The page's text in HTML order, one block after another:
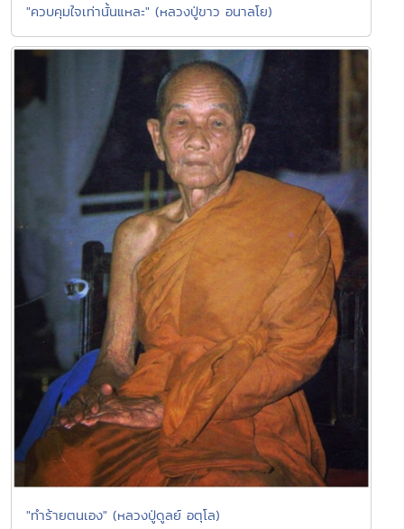
"ควบคุมใจเท่านั้นแหละ" (หลวงปู่ขาว อนาลโย)
"ทำร้ายตนเอง" (หลวงปู่ดูลย์ อตุโล)